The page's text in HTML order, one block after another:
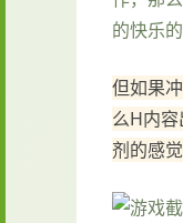
的快乐的
但如果
么H内
剂的感觉